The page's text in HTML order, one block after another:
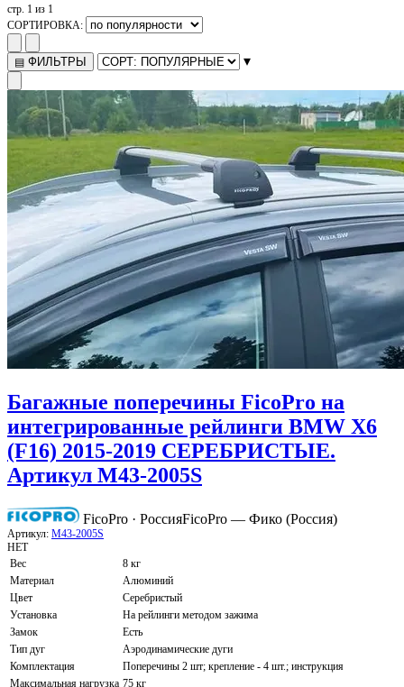
стр. 1 из 1
СОРТИРОВКА:
▤ ФИЛЬТРЫ ▾
Багажные поперечины FicoPro на
интегрированные рейлинги BMW X6
(F16) 2015-2019 СЕРЕБРИСТЫЕ.
Артикул M43-2005S
FicoPro · РоссияFicoPro — Фико (Россия)
Артикул: M43-2005S
НЕТ
Вес
8 кг
Материал
Алюминий
Цвет
Серебристый
Установка
На рейлинги методом зажима
Замок
Есть
Тип дуг
Аэродинамические дуги
Комплектация
Поперечины 2 шт; крепление - 4 шт.; инструкция
Максимальная нагрузка 75 кг